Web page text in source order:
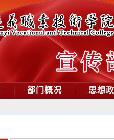
部门概况 思想